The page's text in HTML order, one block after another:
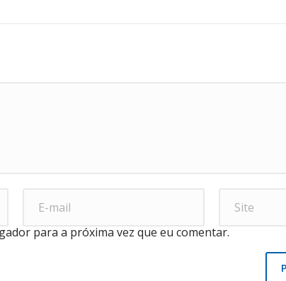
para a próxima vez que eu comentar.